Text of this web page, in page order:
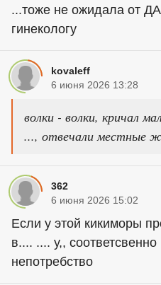
...тоже не ожидала от
гинекологу
kovaleff
6 июня 2026 13:28
волки - волки, кричал
..., отвечали местные
362
6 июня 2026 15:02
Если у этой кикиморы
в.... .... у,,
непотребство